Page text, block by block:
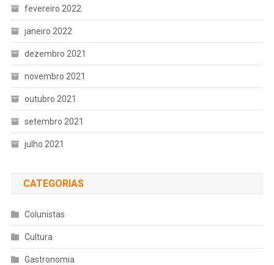
fevereiro 2022
janeiro 2022
dezembro 2021
novembro 2021
outubro 2021
setembro 2021
julho 2021
CATEGORIAS
Colunistas
Cultura
Gastronomia